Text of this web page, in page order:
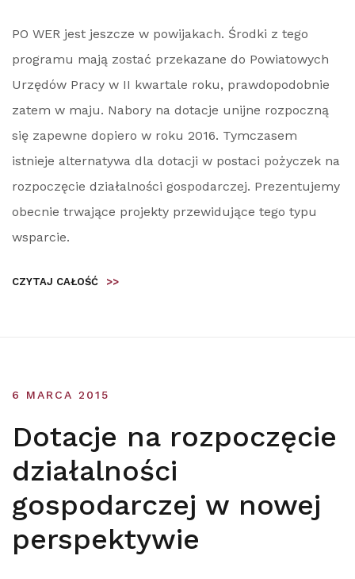
PO WER jest jeszcze w powijakach. Środki z tego
programu mają zostać przekazane do Powiatowych
Urzędów Pracy w II kwartale roku, prawdopodobnie
zatem w maju. Nabory na dotacje unijne rozpoczną
się zapewne dopiero w roku 2016. Tymczasem
istnieje alternatywa dla dotacji w postaci pożyczek na
rozpoczęcie działalności gospodarczej. Prezentujemy
obecnie trwające projekty przewidujące tego typu
wsparcie.
CZYTAJ CAŁOŚĆ >>
6 MARCA 2015
Dotacje na rozpoczęcie
działalności
gospodarczej w nowej
perspektywie